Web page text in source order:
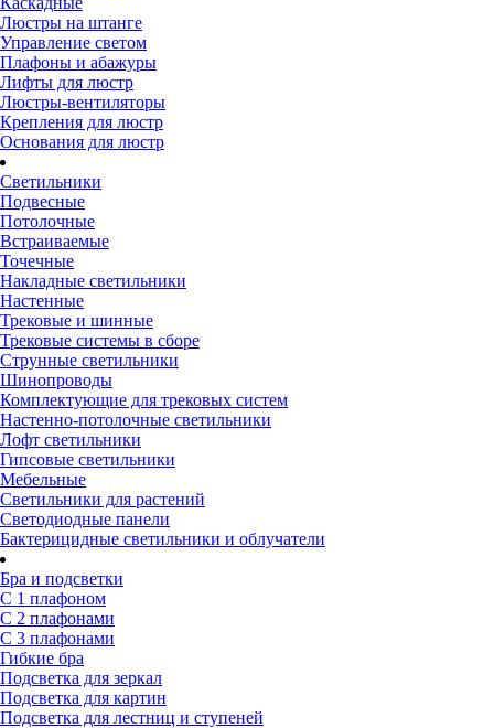
Люстры на штанге
Управление светом
Плафоны и абажуры
Лифты для люстр
Люстры-вентиляторы
Крепления для люстр
Основания для люстр
Светильники
Подвесные
Потолочные
Встраиваемые
Точечные
Накладные светильники
Настенные
Трековые и шинные
Трековые системы в сборе
Струнные светильники
Шинопроводы
Комплектующие для трековых систем
Настенно-потолочные светильники
Лофт светильники
Гипсовые светильники
Мебельные
Светильники для растений
Светодиодные панели
Бактерицидные светильники и облучатели
Бра и подсветки
С 1 плафоном
С 2 плафонами
С 3 плафонами
Гибкие бра
Подсветка для зеркал
Подсветка для картин
Подсветка для лестниц и ступеней